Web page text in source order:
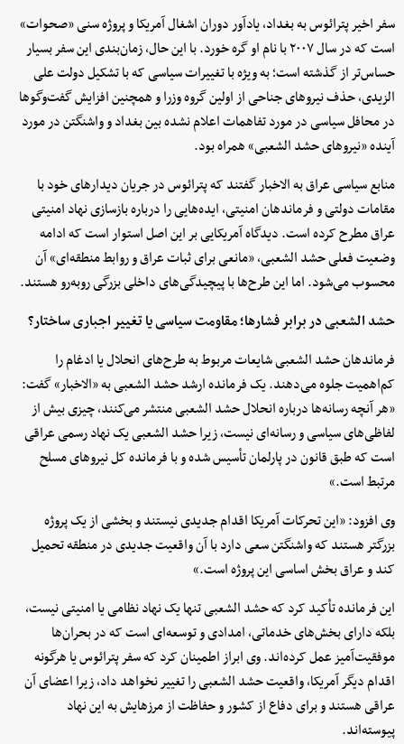
سفر اخیر پترائوس به بغداد، یادآور دوران اشغال آمریکا و پروژه سنی «صحوات»
است که در سال ۲۰۰۷ با نام او گره خورد. با این حال، زمان‌بندی این سفر بسیار
حساس‌تر از گذشته است؛ به ویژه با تغییرات سیاسی که با تشکیل دولت علی
الزیدی، حذف نیروهای جناحی از اولین گروه وزرا و همچنین افزایش گفت‌وگوها
در محافل سیاسی در مورد تفاهمات اعلام نشده بین بغداد و واشنگتن در مورد
آینده «نیروهای حشد الشعبی» همراه بود.
منابع سیاسی عراق به الاخبار گفتند که پترائوس در جریان دیدارهای خود با
مقامات دولتی و فرماندهان امنیتی، ایده‌هایی را درباره بازسازی نهاد امنیتی
عراق مطرح کرده است. دیدگاه آمریکایی بر این اصل استوار است که ادامه
وضعیت فعلی حشد الشعبی، «مانعی برای ثبات عراق و روابط منطقه‌ای» آن
محسوب می‌شود. اما این طرح‌ها با پیچیدگی‌های داخلی بزرگی روبه‌رو هستند.
حشد الشعبی در برابر فشارها؛ مقاومت سیاسی یا تغییر اجباری ساختار؟
فرماندهان حشد الشعبی شایعات مربوط به طرح‌های انحلال یا ادغام را
کم‌اهمیت جلوه می‌دهند. یک فرمانده ارشد حشد الشعبی به «الاخبار» گفت:
«هر آنچه رسانه‌ها درباره انحلال حشد الشعبی منتشر می‌کنند، چیزی بیش از
لفاظی‌های سیاسی و رسانه‌ای نیست، زیرا حشد الشعبی یک نهاد رسمی عراقی
است که طبق قانون در پارلمان تأسیس شده و با فرمانده کل نیروهای مسلح
مرتبط است.»
وی افزود: «این تحرکات آمریکا اقدام جدیدی نیستند و بخشی از یک پروژه
بزرگتر هستند که واشنگتن سعی دارد با آن واقعیت جدیدی در منطقه تحمیل
کند و عراق بخش اساسی این پروژه است.»
این فرمانده تأکید کرد که حشد الشعبی تنها یک نهاد نظامی یا امنیتی نیست،
بلکه دارای بخش‌های خدماتی، امدادی و توسعه‌ای است که در بحران‌ها
موفقیت‌آمیز عمل کرده‌اند. وی ابراز اطمینان کرد که سفر پترائوس یا هرگونه
اقدام دیگر آمریکا، واقعیت حشد الشعبی را تغییر نخواهد داد، زیرا اعضای آن
عراقی هستند و برای دفاع از کشور و حفاظت از مرزهایش به این نهاد
پیوسته‌اند.